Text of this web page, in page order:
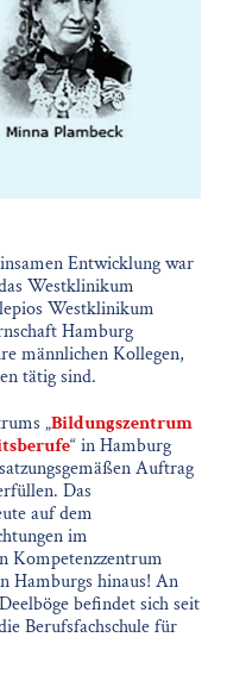
Entwicklung war
Westklinikum
Westklinikum
Hamburg
männlichen Kollegen,
tätig sind.
„Bildungszentrum
“ in Hamburg
Auftrag
Das
auf dem
im
Kompetenzzentrum
Hamburgs hinaus! An
befindet sich seit
Berufsfachschule für